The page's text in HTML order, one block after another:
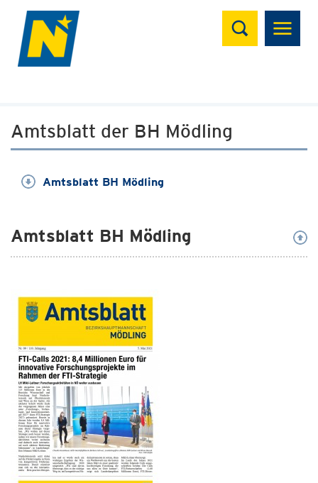
Suchen
Amtsblatt der BH Mödling
Amtsblatt BH Mödling
Amtsblatt BH Mödling